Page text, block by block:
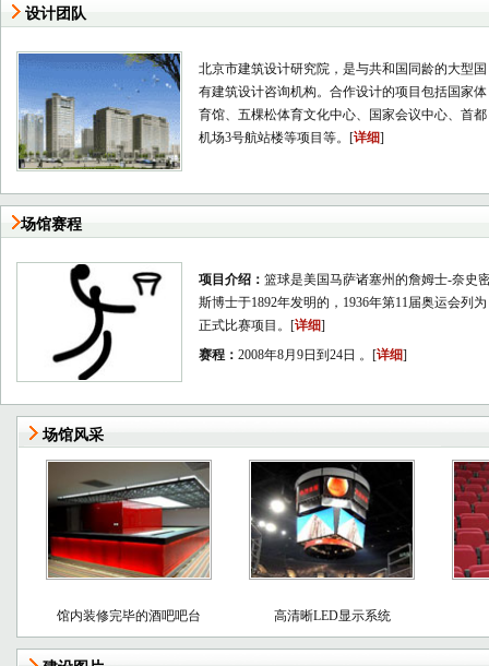
设计团队
北京市建筑设计研究院，是与共和国同龄的大型国
有建筑设计咨询机构。合作设计的项目包括国家体
育馆、五棵松体育文化中心、国家会议中心、首都
机场3号航站楼等项目等。[详细]
场馆赛程
项目介绍： 篮球是美国马萨诸塞州的詹姆士-奈史
斯博士于1892年发明的，1936年第11届奥运会列为
正式比赛项目。[详细]
赛程： 2008年8月9日到24日 。[详细]
场馆风采
馆内装修完毕的酒吧吧台 高清晰LED显示系统